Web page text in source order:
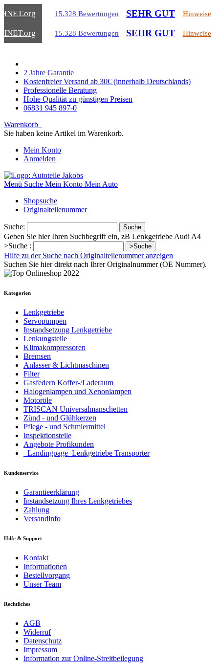
.org 15.328 Bewertungen SEHR GUT Hinweise
.org 15.328 Bewertungen SEHR GUT Hinweise
2 Jahre Garantie
Kostenfreier Versand ab 30€ (innerhalb Deutschlands)
Professionelle Beratung
Hohe Qualität zu günstigen Preisen
06831 945 897-0
Warenkorb
Sie haben keine Artikel im Warenkorb.
Mein Konto
Anmelden
Menü Suche Mein Konto Mein Auto
Shopsuche
Originalteilenummer
Suche: Suche
Geben Sie hier Ihren Suchbegriff ein, zB Lenkgetriebe Audi A4
>Suche :
>Suche
Hilfe zu der Suche nach Originalteilenummer anzeigen
Suchen Sie hier direkt nach Ihrer Originalnummer (OE Nummer).
Kategorien
Lenkgetriebe
Servopumpen
Instandsetzung Lenkgetriebe
Lenkungsteile
Klimakompressoren
Bremsen
Anlasser & Lichtmaschinen
Filter
Gasfedern Koffer-/Laderaum
Halogenlampen und Xenonlampen
Motoröle
TRISCAN Universalmanschetten
Zünd - und Glühkerzen
Pflege - und Schmiermittel
Inspektionsteile
Angebote Profikunden
_Landingpage_Lenkgetriebe Transporter
Kundenservice
Garantieerklärung
Instandsetzung Ihres Lenkgetriebes
Zahlung
Versandinfo
Hilfe & Support
Kontakt
Informationen
Bestellvorgang
Unser Team
Rechtliches
AGB
Widerruf
Datenschutz
Impressum
Information zur Online-Streitbeilegung